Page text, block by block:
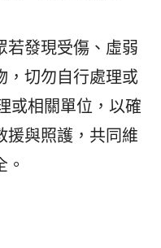
發現受傷、虛弱
，切勿自行處理或
或相關單位，以確
援與照護，共同維